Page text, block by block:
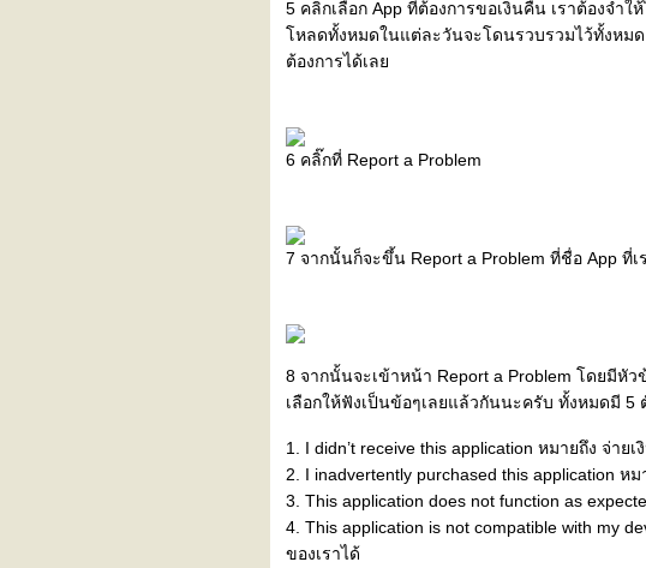
5 คลิกเลือก App ที่ต้องการขอเงินคืน เราต้องจำ
หลดทั้งหมดในแต่ละวันจะโดนรวบรวมไว้ทั้งหม
ต้องการได้เล
6 คลิ๊กที่ Report a Problem
7 จากนั้นก็จะขึ้น Report a Problem ที่ชื่อ App ที่เ
8 จากนั้นจะเข้าหน้า Report a Problem โดยมีหั
เลือกให้ฟังเป็นข้อๆเลยแล้วกันนะครับ ทั้งหมดมี 5
1. I didn’t receive this application หมายถึง จ่าย
2. I inadvertently purchased this application ห
3. This application does not function as
4. This application is not compatible with my
ของเราได้